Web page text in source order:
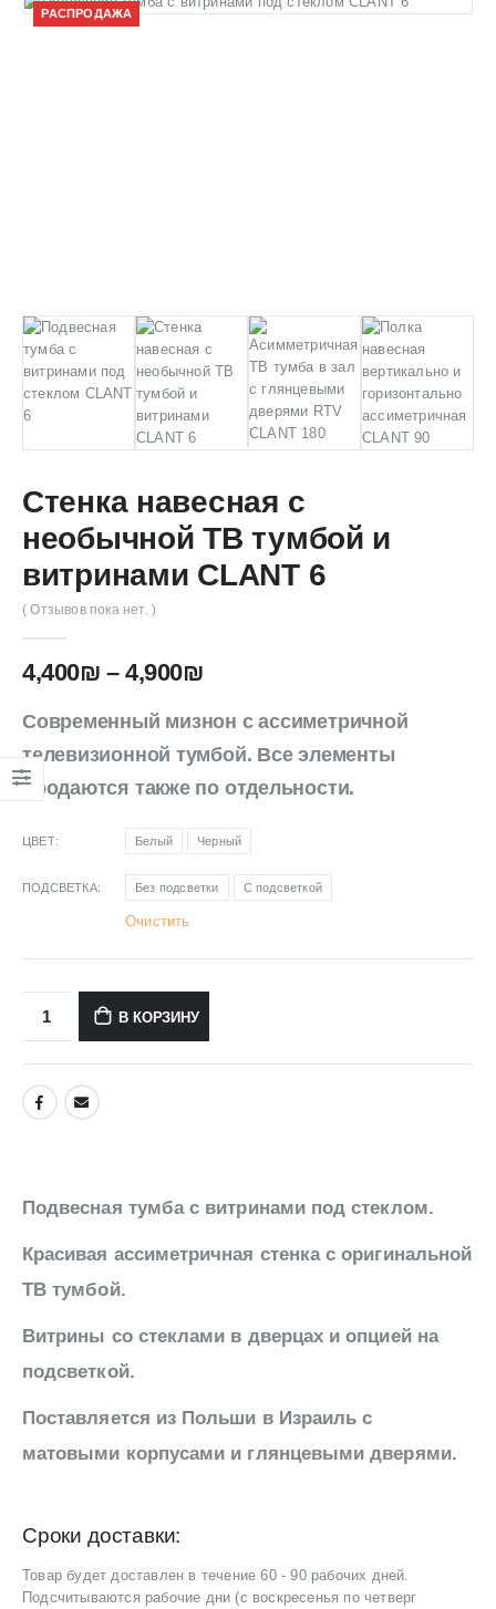
РАСПРОДАЖА
Стенка навесная с
необычной ТВ тумбой и
витринами CLANT 6
( Отзывов пока нет. )
4,400₪ –4,900₪
Современный мизнон с ассиметричной
телевизионной тумбой. Все элементы
продаются также по отдельности.
ЦВЕТ Белый Черный
ПОДСВЕТКА Без подсветки С подсветкой
Очистить
В КОРЗИНУ
Подвесная тумба с витринами под стеклом.
Красивая ассиметричная стенка с оригинальной
ТВ тумбой.
Витрины со стеклами в дверцах и опцией на
подсветкой.
Поставляется из Польши в Израиль с
матовыми корпусами и глянцевыми дверями.
Сроки доставки:
Товар будет доставлен в течение 60 - 90 рабочих дней.
Подсчитываются рабочие дни (с воскресенья по четверг